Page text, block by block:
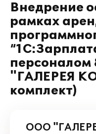
Внедрение
рамках
персоналом
"ГАЛЕРЕЯ
комплект)
ООО